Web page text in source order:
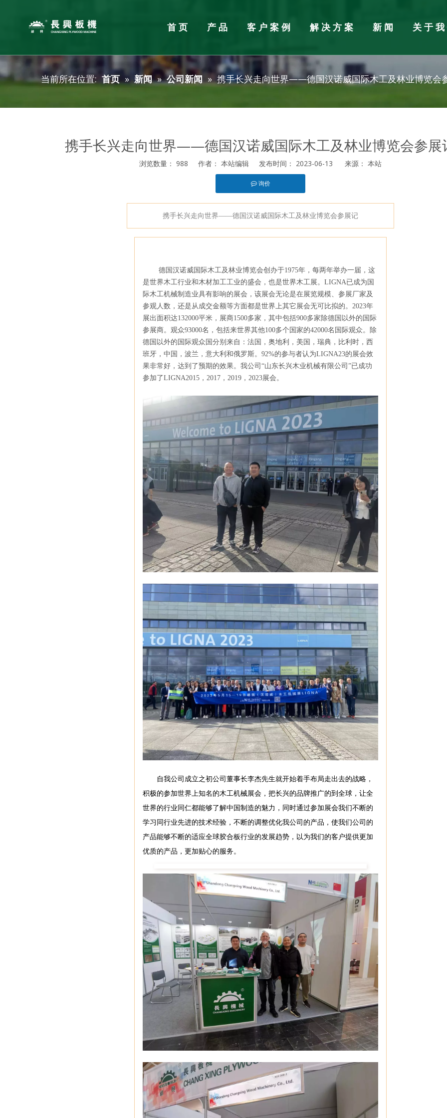
首页 产品
单板加工设备
旋切机
胶合板加工设备
胶合板自动组胚铺装生产线
四面锯
刮腻子机
分级码垛机
细木工板拼板机
胶合板厂配件辅料
客户案例 解决方案
胶合板整厂规划
新闻
企业新闻 产品新闻 行业新闻
关于
服务
当前所在位置: 首页 » 新闻 » 公司新闻 » 携手长兴走向世界——德国汉诺威国际木工及林业博览会
携手长兴走向世界——德国汉诺威国际木工及林业博览会参展
浏览数量： 988 作者： 本站编辑 发布时间： 2023-06-13 来源： 本站
询价
["facebook","twitter","line","wechat","linkedin","pinterest","whatsapp"]
携手长兴走向世界——德国 汉诺威国际木工及林业博览会参展记
德国汉诺威国际木工及林业博览会创办于1975年，每两年举办一届，这
是世界木工行业和木材加工工业的盛会，也是世界木工展。LIGNA已成为国
际木工机械制造业具有影响的展会，该展会无论是在展览规模、参展厂家及
参观人数，还是从成交金额等方面都是世界上其它展会无可比拟的。2023年
展出面积达132000平米，展商1500多家，其中包括900多家除德国以外的国际
参展商。观众93000名，包括来世界其他100多个国家的42000名国际观众。除
德国以外的国际观众国分别来自：法国，奥地利，美国，瑞典，比利时，西
班牙，中国，波兰，意大利和俄罗斯。92%的参与者认为LIGNA23的展会效
果非常好，达到了预期的效果。我公司“山东长兴木业机械有限公司”已成功
参加了LIGNA2015，2017，2019，2023展会。
自我公司成立之初公司董事长李杰先生就开始着手布局走出去的战略，
积极的参加世界上知名的木工机械展会，把长兴的品牌推广的到全球，让全
世界的行业同仁都能够了解中国制造的魅力，同时通过参加展会我们不断的
学习同行业先进的技术经验，不断的调整优化我公司的产品，使我们公司的
产品能够不断的适应全球胶合板行业的发展趋势，以为我们的客户提供更加
优质的产品，更加贴心的服务。